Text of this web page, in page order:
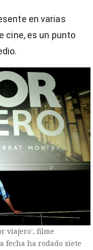
en varias
cine, es un punto
viajero', filme
fecha ha rodado siete